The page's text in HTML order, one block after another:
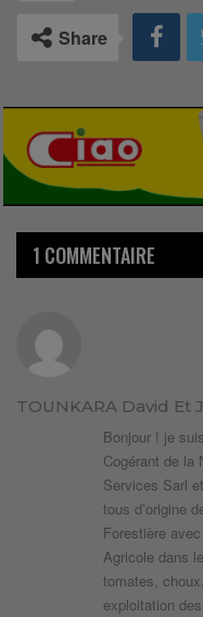
Share
1 COMMENTAIRE
TOUNKARA David Et
Bonjour ! je
Cogérant de la
Services Sarl
tous d’origine
Forestière
Agricole dans
tomates,
exploitation